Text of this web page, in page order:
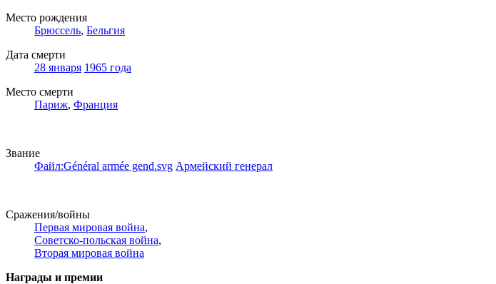
Место рождения
Брюссель, Бельгия
Дата смерти
28 января 1965 года
Место смерти
Париж, Франция
Звание
Файл:Général armée gend.svg Армейский генерал
Сражения/войны
Первая мировая война,
Советско-польская война,
Вторая мировая война
Награды и премии